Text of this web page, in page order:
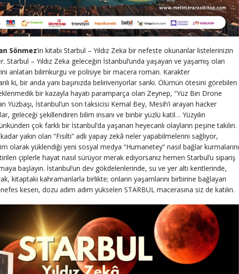
Sönmez‘in kitabı Starbul – Yıldız Zeka bir nefeste okunanlar listelerinizin
Starbul – Yıldız Zeka geleceğin İstanbul’unda yaşayan ve yaşamış olan
anlatan bilimkurgu ve polisiye bir macera roman. Karakter
ki, bir anda yanı başınızda beliriveriyorlar sanki. Ölümün ötesini görebilen
bir kazayla hayatı paramparça olan Zeynep, “Yüz Bin Drone
Yüzbaşı, İstanbul’un son taksicisi Kemal Bey, Mesih’i arayan hacker
geleceği şekillendiren bilim insanı ve binbir yüzlü katil… Yüzyılın
çok farklı bir İstanbul’da yaşanan heyecanlı olayların peşine takılın.
yakın olan “Fısıltı” adlı yapay zekâ neler yapabilmelerini sağlıyor,
olarak yüklendiği yeni sosyal medya “Humanetey” nasıl bağlar kurmalarını
çiplerle hayat nasıl sürüyor merak ediyorsanız hemen Starbul’u sipariş
başlayın. İstanbul’un dev gökdelenlerinde, su ve yer altı kentlerinde,
kitaptaki kahramanlarla birlikte; onların yaşamlarını birbirine bağlayan
kesen, dozu adım adım yükselen STARBUL macerasına siz de katılın.